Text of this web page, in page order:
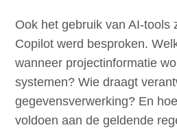
Ook het gebruik van AI-tools
Copilot werd besproken.
wanneer projectinformatie
systemen? Wie draagt
gegevensverwerking? En
voldoen aan de geldende